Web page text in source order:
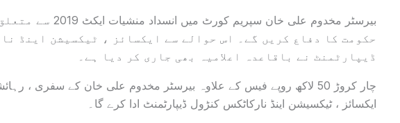
بیرسٹر مخدوم علی خان
حکومت کا دفاع کریں گے۔ اس حوالے سے ایکسائز ، ٹیکسیشن اینڈ
ڈیپارٹمنٹ نے باقاعدہ اعلامیہ بھی جاری کر دیا ہے۔
چار کروڑ 50 لاکھ روپے فیس کے علاوہ بیرسٹر مخدوم علی خان کے سفری ،
ایکسائز ، ٹیکسیشن اینڈ نارکاٹکس کنڑول ڈیپارٹمنٹ ادا کرے گا۔